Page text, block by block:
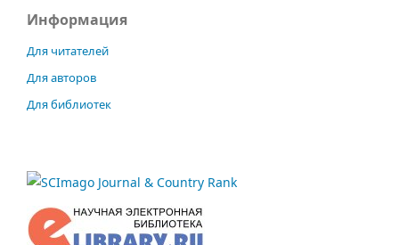
Информация
Для читателей
Для авторов
Для библиотек